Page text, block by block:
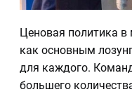
Ценовая политика в
как основным
для каждого.
большего